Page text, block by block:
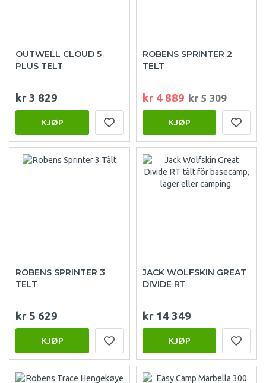
OUTWELL CLOUD 5
PLUS TELT
kr 3 829
KJØP
ROBENS SPRINTER 2
TELT
kr 4 889 kr 5 309
KJØP
ROBENS SPRINTER 3
TELT
kr 5 629
KJØP
JACK WOLFSKIN GREAT
DIVIDE RT
kr 14 349
KJØP